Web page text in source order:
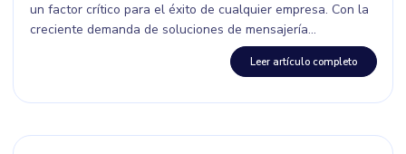
un factor crítico para el éxito de cualquier empresa. Con la
creciente demanda de soluciones de mensajería...
Leer artículo completo